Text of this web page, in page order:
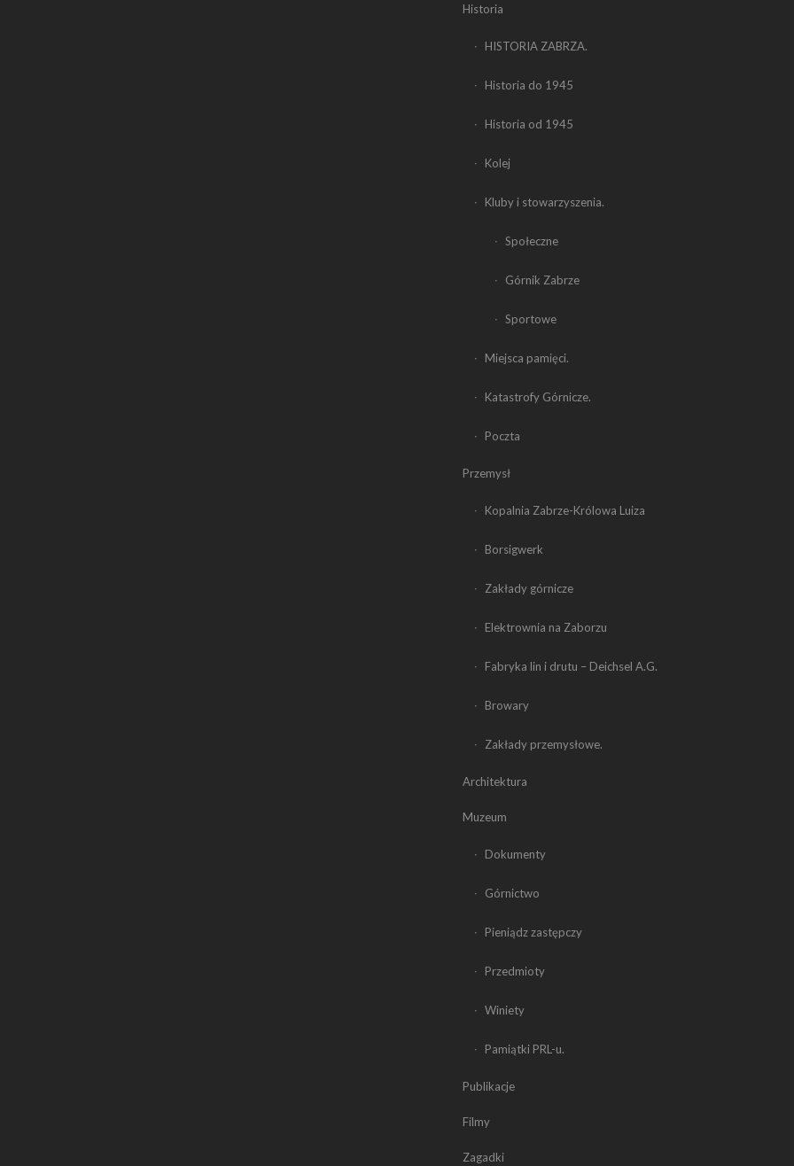
Historia
HISTORIA ZABRZA.
Historia do 1945
Historia od 1945
Kolej
Kluby i stowarzyszenia.
Społeczne
Górnik Zabrze
Sportowe
Miejsca pamięci.
Katastrofy Górnicze.
Poczta
Przemysł
Kopalnia Zabrze-Królowa Luiza
Borsigwerk
Zakłady górnicze
Elektrownia na Zaborzu
Fabryka lin i drutu – Deichsel A.G.
Browary
Zakłady przemysłowe.
Architektura
Muzeum
Dokumenty
Górnictwo
Pieniądz zastępczy
Przedmioty
Winiety
Pamiątki PRL-u.
Publikacje
Filmy
Zagadki